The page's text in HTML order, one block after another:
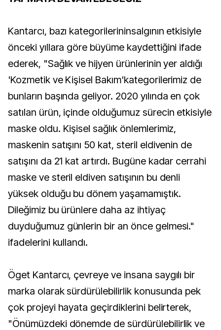
Kantarcı, bazı kategorilerininsalgının etkisiyle
önceki yıllara göre büyüme kaydettiğini ifade
ederek, "Sağlık ve hijyen ürünlerinin yer aldığı
'Kozmetik ve Kişisel Bakım'kategorilerimiz de
bunların başında geliyor. 2020 yılında en çok
satılan ürün, içinde olduğumuz sürecin etkisiyle
maske oldu. Kişisel sağlık önlemlerimiz,
maskenin satışını 50 kat, steril eldivenin de
satışını da 21 kat artırdı. Bugüne kadar cerrahi
maske ve steril eldiven satışının bu denli
yüksek olduğu bu dönem yaşamamıştık.
Dileğimiz bu ürünlere daha az ihtiyaç
duyduğumuz günlerin bir an önce gelmesi."
ifadelerini kullandı.
Öget Kantarcı, çevreye ve insana saygılı bir
marka olarak sürdürülebilirlik konusunda pek
çok projeyi hayata geçirdiklerini belirterek,
"Önümüzdeki dönemde de sürdürülebilirlik ve